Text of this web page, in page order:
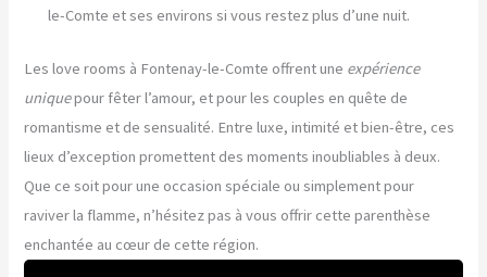
le-Comte et ses environs si vous restez plus d’une nuit.
Les love rooms à Fontenay-le-Comte offrent une expérience
uniquepour fêter l’amour, et pour les couples en quête de
romantisme et de sensualité. Entre luxe, intimité et bien-être, ces
lieux d’exception promettent des moments inoubliables à deux.
Que ce soit pour une occasion spéciale ou simplement pour
raviver la flamme, n’hésitez pas à vous offrir cette parenthèse
enchantée au cœur de cette région.